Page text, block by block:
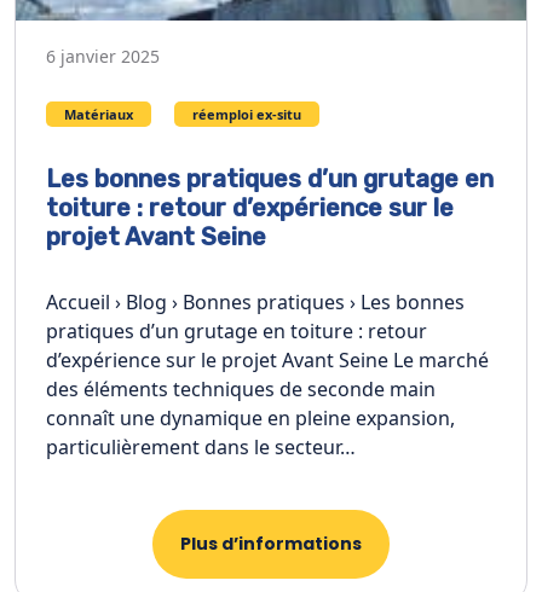
6 janvier 2025
Matériaux réemploi ex-situ
Les bonnes pratiques d’un grutage en
toiture : retour d’expérience sur le
projet Avant Seine
Accueil › Blog › Bonnes pratiques › Les bonnes
pratiques d’un grutage en toiture : retour
d’expérience sur le projet Avant Seine Le marché
des éléments techniques de seconde main
connaît une dynamique en pleine expansion,
particulièrement dans le secteur…
Plus d’informations